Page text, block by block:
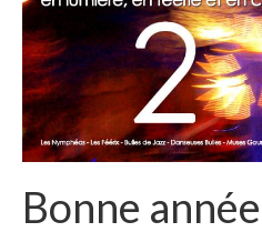
Professionnels/Event managers
Les Danseuses Bulles
Bonne année